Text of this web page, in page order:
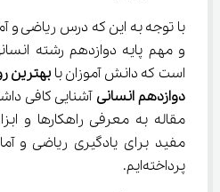
با توجه به این که درس ریاضی
است که دانش آموزان با بهترین
دوازدهم انسانی آشنایی کافی
مقاله به معرفی راهکارها و
مفید برای یادگیری ریاضی و
پرداخته‌ایم.